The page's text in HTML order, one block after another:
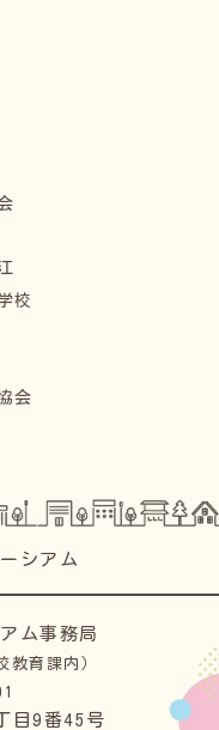
校
会
ム事務局
教育課内）
目9番45号